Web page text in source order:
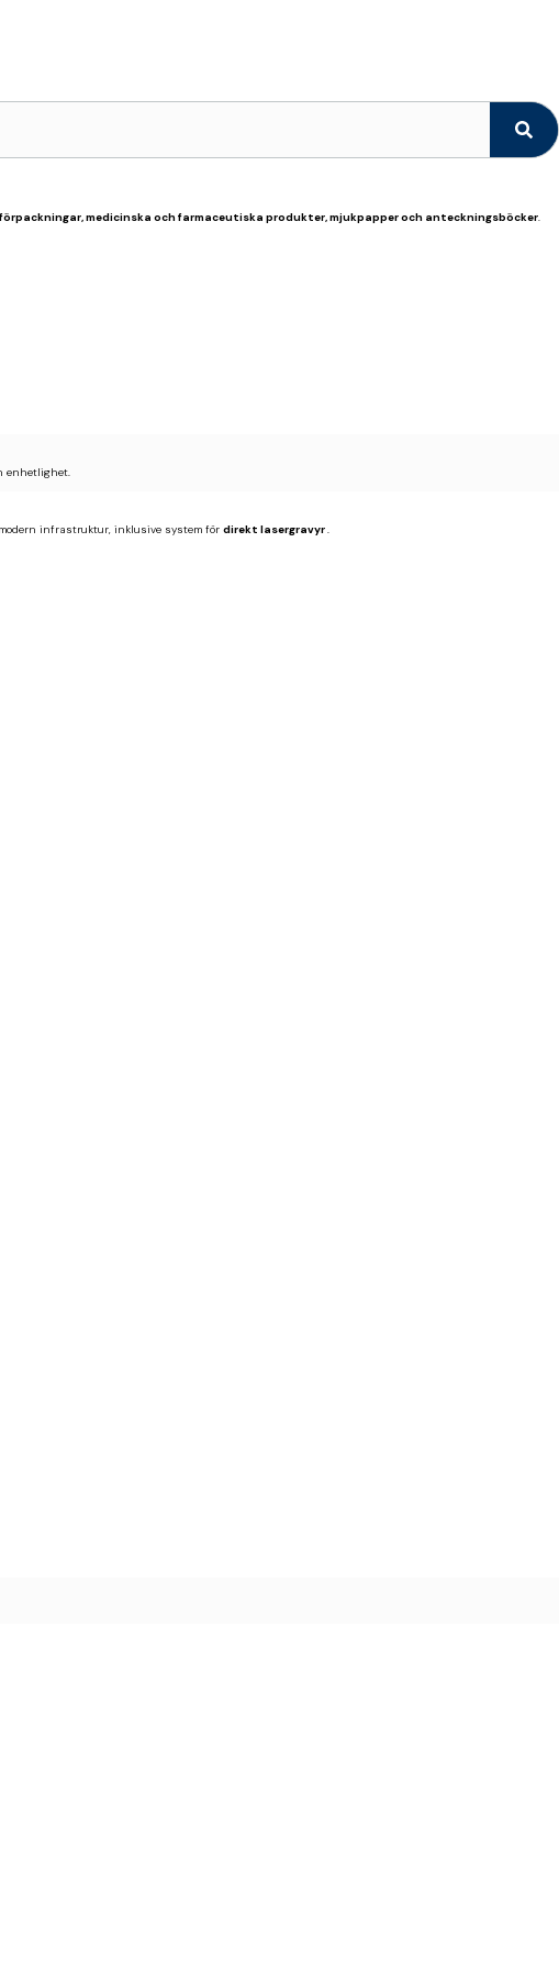
medicinska och farmaceutiska produkter, mjukpapper och anteckningsböcker.
enhetlighet.
infrastruktur, inklusive system för direkt lasergravyr.
kan underhållas för hållbarhet.
och frekventa designändringar.
och precision gör dem lämpliga för högvolymproduktion.